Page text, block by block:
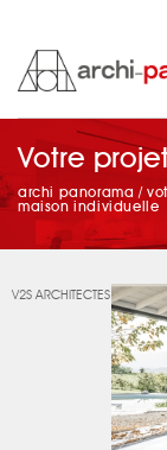
Votre
archi panorama /
maison individuelle
V2S ARCHITECTES